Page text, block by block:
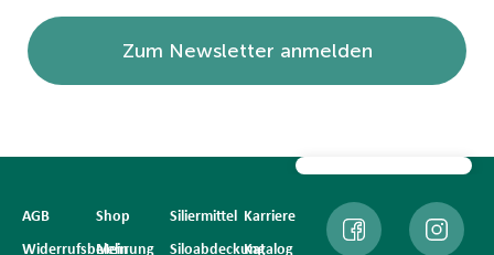
Zum Newsletter anmelden
AGB
Widerrufsbelehrung
Shop
Mein
Siliermittel
Siloabdeckung
Karriere
Katalog